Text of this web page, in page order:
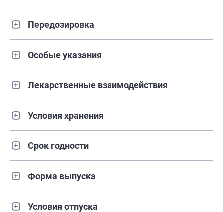
Передозировка
Особые указания
Лекарственные взаимодействия
Условия хранения
Срок годности
Форма выпуска
Условия отпуска